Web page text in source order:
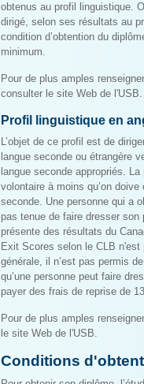
obtenus au profil linguistique.
dirigé, selon ses résultats au
condition d’obtention du
minimum.
Pour de plus amples
consulter le site Web de l'USB.
Profil linguistique en
L’objet de ce profil est de
langue seconde ou étrangère
langue seconde appropriés.
volontaire à moins qu’on
seconde. Une personne qui a
pas tenue de faire dresser
présente des résultats du
Exit Scores selon le CLB
générale, il n’est pas permis
qu’une personne peut faire
payer des frais de reprise de
Pour de plus amples
le site Web de l'USB.
Conditions